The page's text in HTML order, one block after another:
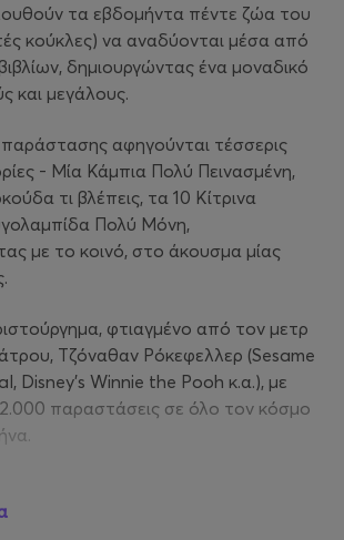
τα εβδομήντα πέντε ζώα του
κούκλες) να αναδύονται μέσα από
δημιουργώντας ένα μοναδικό
και μεγάλους.
αφηγούνται τέσσερις
- Μία Κάμπια Πολύ Πεινασμένη,
τι βλέπεις, τα 10 Κίτρινα
Πολύ Μόνη,
με το κοινό, στο άκουσμα μίας
φτιαγμένο από τον μετρ
Τζόναθαν Ρόκεφελλερ (Sesame
Disney’s Winnie the Pooh κ.α.), με
παραστάσεις σε όλο τον κόσμο